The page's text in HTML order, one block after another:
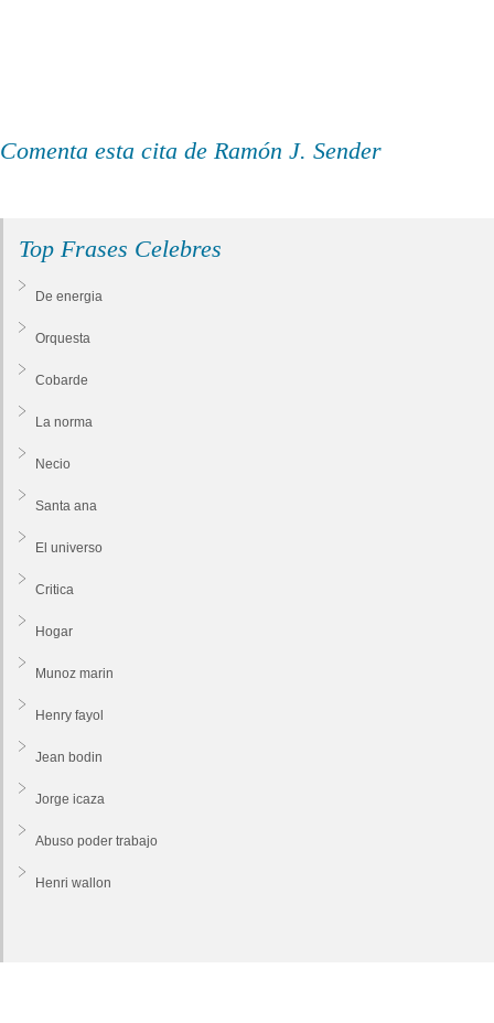
Comenta esta cita de Ramón J. Sender
Top Frases Celebres
De energia
Orquesta
Cobarde
La norma
Necio
Santa ana
El universo
Critica
Hogar
Munoz marin
Henry fayol
Jean bodin
Jorge icaza
Abuso poder trabajo
Henri wallon